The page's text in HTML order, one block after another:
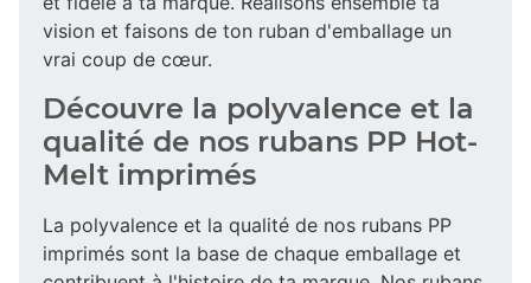
vision et faisons de ton ruban d'emballage un
vrai coup de cœur.
Découvre la polyvalence et la
qualité de nos rubans PP Hot-
Melt imprimés
La polyvalence et la qualité de nos rubans PP
imprimés sont la base de chaque emballage et